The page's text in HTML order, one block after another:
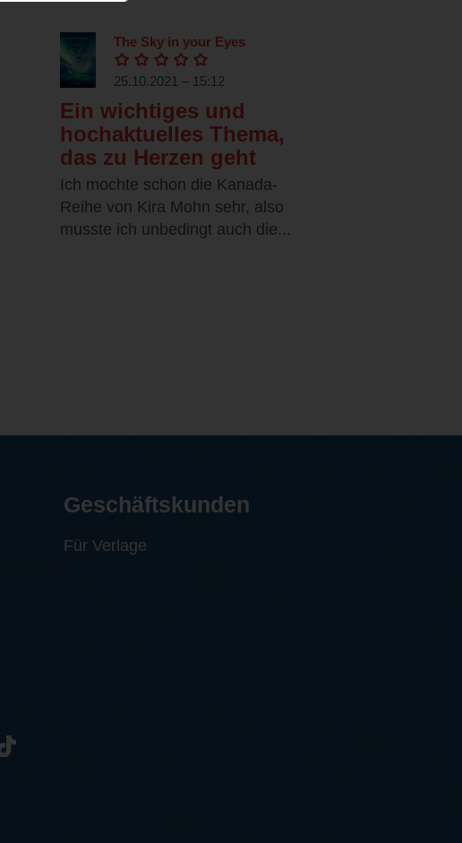
The Sky in your Eyes
25.10.2021 – 15:12
Ein wichtiges und
hochaktuelles Thema,
das zu Herzen geht
Ich mochte schon die Kanada-
Reihe von Kira Mohn sehr, also
musste ich unbedingt auch die...
Geschäftskunden
Für Verlage